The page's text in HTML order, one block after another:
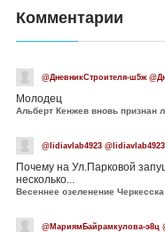
Комментарии
@ДневникСтроителя-ш5ж
Молодец
Альберт Кенжев вновь признан
@lidiavlab4923 @lidiavlab4923
Почему на Ул.Парковой
несколько...
Весеннее озеленение
@МариямБайрамкулова-э8ц